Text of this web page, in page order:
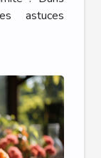
astuces